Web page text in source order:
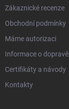
Zákaznické recenze
Obchodní podmínky
Máme autorizaci
Informace o dopravě
Certifikáty a návody
Kontakty